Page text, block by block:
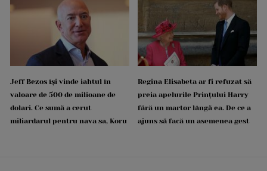
Jeff Bezos își vinde iahtul în
valoare de 500 de milioane de
dolari. Ce sumă a cerut
miliardarul pentru nava sa, Koru
Regina Elisabeta ar fi refuzat să
preia apelurile Prințului Harry
fără un martor lângă ea. De ce a
ajuns să facă un asemenea gest